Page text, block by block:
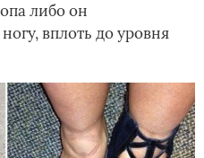
либо он
вплоть до уровня